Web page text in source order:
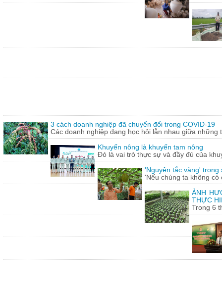
3 cách doanh nghiệp đã chuyển đổi trong COVID-19
Các doanh nghiệp đang học hỏi lẫn nhau giữa những
Khuyến nông là khuyến tam nông
Đó là vai trò thực sự và đầy đủ của
'Nguyên tắc vàng' trong
'Nếu chúng ta không
ẢNH
THỰC
Trong 6